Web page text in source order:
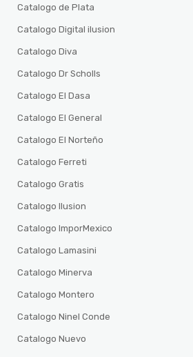
Catalogo de Plata
Catalogo Digital ilusion
Catalogo Diva
Catalogo Dr Scholls
Catalogo El Dasa
Catalogo El General
Catalogo El Norteño
Catalogo Ferreti
Catalogo Gratis
Catalogo Ilusion
Catalogo ImporMexico
Catalogo Lamasini
Catalogo Minerva
Catalogo Montero
Catalogo Ninel Conde
Catalogo Nuevo